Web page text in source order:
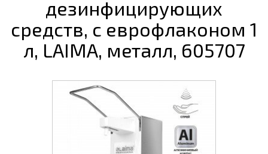
дезинфицирующих
средств, с еврофлаконом 1
л, LAIMA, металл, 605707